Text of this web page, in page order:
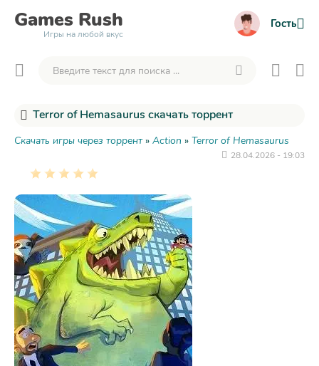
Games Rush
Игры на любой вкус
Гость
Terror of Hemasaurus скачать торрент
Скачать игры через торрент» Action » Terror of Hemasaurus
28.04.2026 - 19:03